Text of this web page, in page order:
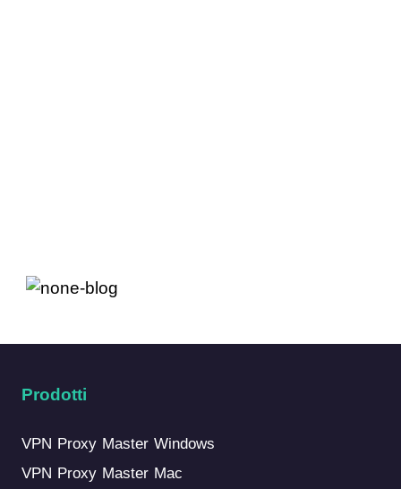
Prodotti
VPN Proxy Master Windows
VPN Proxy Master Mac